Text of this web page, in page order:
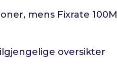
mens Fixrate 100M
oversikter